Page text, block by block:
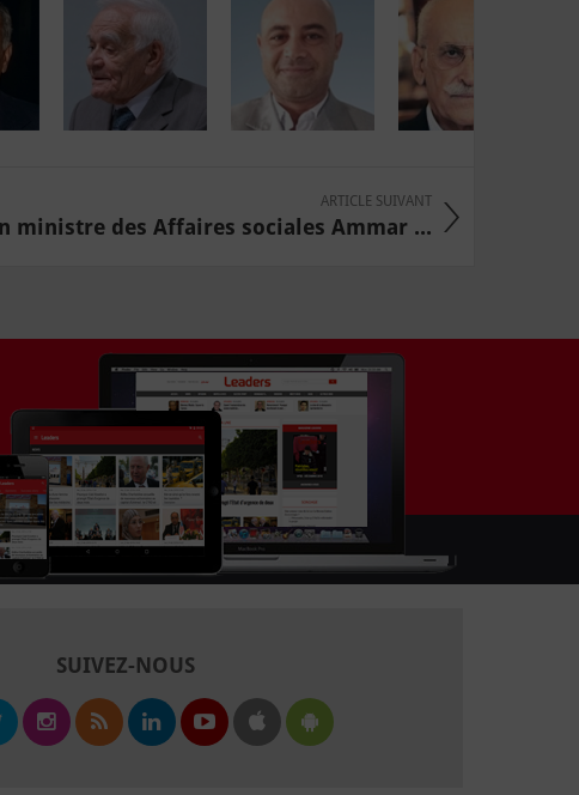
ARTICLE SUIVANT
ministre des Affaires sociales Ammar ...
SUIVEZ-NOUS